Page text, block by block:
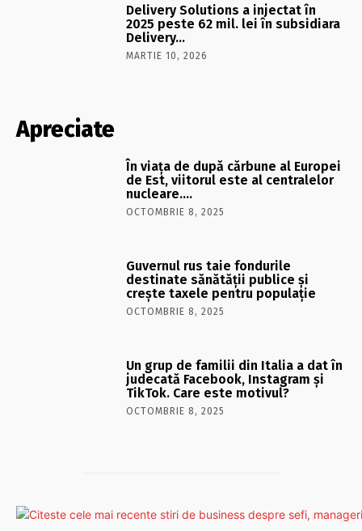
Delivery Solutions a injectat în
2025 peste 62 mil. lei în subsidiara
Delivery…
MARTIE 10, 2026
Apreciate
În viaţa de după cărbune al Europei
de Est, viitorul este al centralelor
nucleare….
OCTOMBRIE 8, 2025
Guvernul rus taie fondurile
destinate sănătății publice și
crește taxele pentru populație
OCTOMBRIE 8, 2025
Un grup de familii din Italia a dat în
judecată Facebook, Instagram și
TikTok. Care este motivul?
OCTOMBRIE 8, 2025